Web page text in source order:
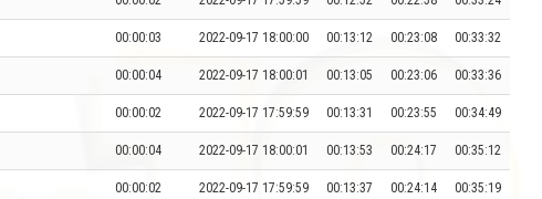
00:00:03 2022-09-17 18:00:00 00:13:12 00:23:08 00:33:32
00:00:04 2022-09-17 18:00:01 00:13:05 00:23:06 00:33:36
00:00:02 2022-09-17 17:59:59 00:13:31 00:23:55 00:34:49
00:00:04 2022-09-17 18:00:01 00:13:53 00:24:17 00:35:12
00:00:02 2022-09-17 17:59:59 00:13:37 00:24:14 00:35:19